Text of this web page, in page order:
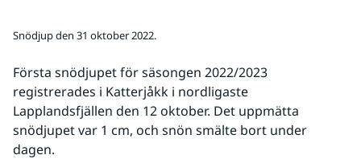
Snödjup den 31 oktober 2022.
Första snödjupet för säsongen 2022/2023
registrerades i Katterjåkk i nordligaste
Lapplandsfjällen den 12 oktober. Det uppmätta
snödjupet var 1 cm, och snön smälte bort under
dagen.